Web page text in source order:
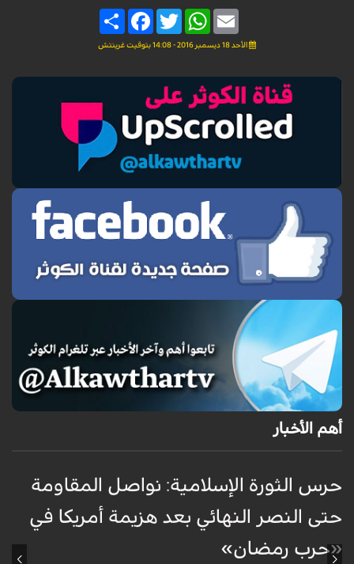
Share
FacebookTwitter
WhatsAppEmail
الأحد 18 ديسمبر 2016 - 14:08 بتوقيت غرينتش
أهم الأخبار
حرس الثورة الإسلامية: نواصل المقاومة
حتى النصر النهائي بعد هزيمة أمريكا في
«حرب رمضان»